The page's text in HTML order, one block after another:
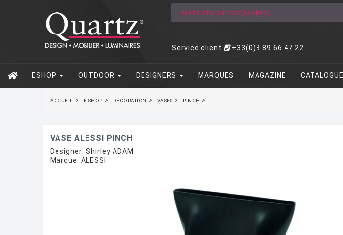
Service client +33(0)3 89 66 47 22
ESHOP OUTDOOR DESIGNERS MARQUES MAGAZINE CATALOGUE
ACCUEIL E-SHOP DÉCORATION VASES PINCH
VASE ALESSI PINCH
Designer: Shirley ADAM
Marque: ALESSI